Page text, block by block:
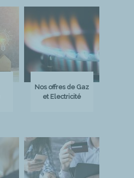
Nos offres de Gaz
et Electricité